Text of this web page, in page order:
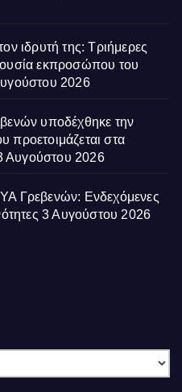
ιδρυτή της: Τριήμερες
εκπροσώπου του
2026
υποδέχθηκε την
προετοιμάζεται στα
Αυγούστου 2026
Γρεβενών: Ενδεχόμενες
3 Αυγούστου 2026